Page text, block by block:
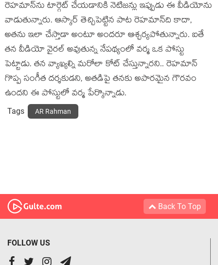
రెహమాన్‌ను టార్గెట్ చేయడానికి నెటిజన్లు ఇప్పుడు ఈ వీడియోను
వాడుతున్నారు. ఆస్కార్ తెచ్చిపెట్టిన పాట రెహమాన్‌ది కాదా,
అతను ఇలా చేస్తాడా అంటూ అందరూ ఆశ్చర్యపోతున్నారు. ఐతే
తన వీడియో వైరల్ అవుతున్న నేపథ్యంలో వర్మ ఒక పోస్టు
పెట్టాడు. తన వ్యాఖ్యల్ని మరోలా కోట్ చేస్తున్నారని.. రెహమాన్
గొప్ప సంగీత దర్శకుడని, అతడిపై తనకు అపారమైన గౌరవం
ఉందని ఈ పోస్టులో వర్మ పేర్కొన్నాడు.
Tags AR Rahman
Back To Top
FOLLOW US